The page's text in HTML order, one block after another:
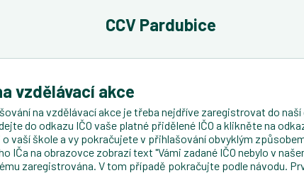
CCV Pardubice
vzdělávací akce
na vzdělávací akce je třeba nejdříve zaregistrovat do
do odkazu IČO vaše platné přidělené IČO a klikněte na
vaší škole a vy pokračujete v přihlašování obvyklým
IČa na obrazovce zobrazí text "Vámi zadané IČO nebylo v
zaregistrována. V tom případě pokračujte podle návodu.